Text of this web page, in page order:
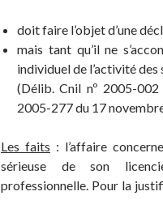
doit faire l’objet d’une
mais tant qu’il ne
individuel de l’activité
(Délib. Cnil nº 2005-
2005-277 du 17
Les faits : l’affaire
sérieuse de son
professionnelle. Pour la